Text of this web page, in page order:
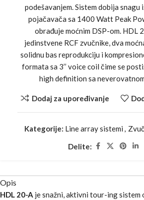
podešavanjem. Sistem dobija snagu
pojačavača sa 1400 Watt Peak
obrađuje moćnim DSP-om. HDL
jedinstvene RCF zvučnike, dva
solidnu bas reprodukciju i
formata sa 3’’ voice coil čime se
high definition sa
Dodaj za upoređivanje
Kategorije: Line array sistemi ,
Delite:
Opis
HDL 20-A je snažni, aktivni tour-ing sistem